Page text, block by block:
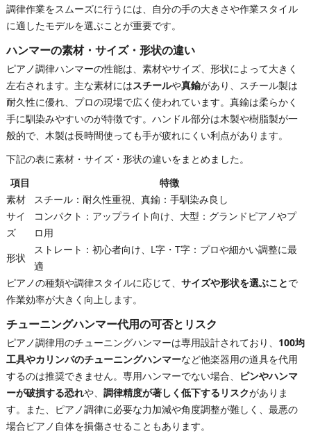
調律作業をスムーズに行うには、自分の手の大きさや作業スタイル
に適したモデルを選ぶことが重要です。
ハンマーの素材・サイズ・形状の違い
ピアノ調律ハンマーの性能は、素材やサイズ、形状によって大きく
左右されます。主な素材にはスチールや真鍮があり、スチール製は
耐久性に優れ、プロの現場で広く使われています。真鍮は柔らかく
手に馴染みやすいのが特徴です。ハンドル部分は木製や樹脂製が一
般的で、木製は長時間使っても手が疲れにくい利点があります。
下記の表に素材・サイズ・形状の違いをまとめました。
項目
特徴
素材
スチール：耐久性重視、真鍮：手馴染み良し
サイ
ズ
コンパクト：アップライト向け、大型：グランドピアノやプ
ロ用
形状
ストレート：初心者向け、L字・T字：プロや細かい調整に最
適
ピアノの種類や調律スタイルに応じて、 サイズや形状を選ぶことで
作業効率が大きく向上します。
チューニングハンマー代用の可否とリスク
ピアノ調律用のチューニングハンマーは専用設計されており、 100均
工具やカリンバのチューニングハンマーなど他楽器用の道具を代用
するのは推奨できません。専用ハンマーでない場合、
ピンやハンマ
ーが破損する恐れや、 調律精度が著しく低下するリスクがありま
す。また、ピアノ調律に必要な力加減や角度調整が難しく、最悪の
場合ピアノ自体を損傷させることもあります。